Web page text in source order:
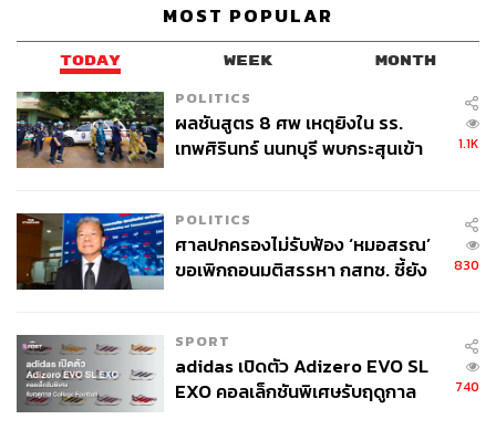
คณะไต่สวน ตนในฐานะเลขาธิการ ป.ป.ช. ไม่ได้เข้าไปก้าว
ล่วงในสำนวน และตนมีหน้าที่ในการอำนวยความสะดวก
สนับสนุนการทำหน้าที่ตามกฎหมายของคณะกรรมการ
ป.ป.ช.
เมื่อถามถึงความคืบหน้าในการรวบรวมพยานหลักฐานขณะ
หลักฐานเราสามารถติดตามทวงถามได้ในการกำกับดูแลของ
สำนักงาน ป.ป.ช. และสามารถติดตามทวงถามถึงความคืบ
หน้าในการดำเนินการได้ ซึ่งมีผู้บังคับบัญชาตามลำดับชั้น
คอยกำกับติดตาม พร้อมย้ำว่าขณะนี้ยังอยู่ในระหว่างการ
TAGS: ทักษิณ ชินวัตร
สมาชิกสภาผู้แทนราษฎร (สส.)
ม.112
คณะกรรมการป้องกันและปราบปรามการทุจริตแห่งชาติ
MOST POPULAR
TODAY WEEK MONTH
POLITICS
ผลชันสูตร 8 ศพ เหตุยิงใน รร.
เทพศิรินทร์ นนทบุรี พบกระสุนเข้า
1.1K
POLITICS
ศาลปกครองไม่รับฟ้อง ‘หมอสรณ’
ขอเพิกถอนมติสรรหา กสทช. ชี้ยัง
830
SPORT
adidas เปิดตัว Adizero EVO SL
EXO คอลเล็กชันพิเศษรับฤดูกาล
740